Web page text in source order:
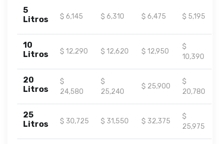
5
Litros
$ 6,145 $ 6,310 $ 6,475 $ 5,195
10
Litros
$ 12,290 $ 12,620 $ 12,950
$
10,390
20
Litros
$
24,580
$
25,240
$ 25,900
$
20,780
25
Litros
$ 30,725 $ 31,550 $ 32,375
$
25,975